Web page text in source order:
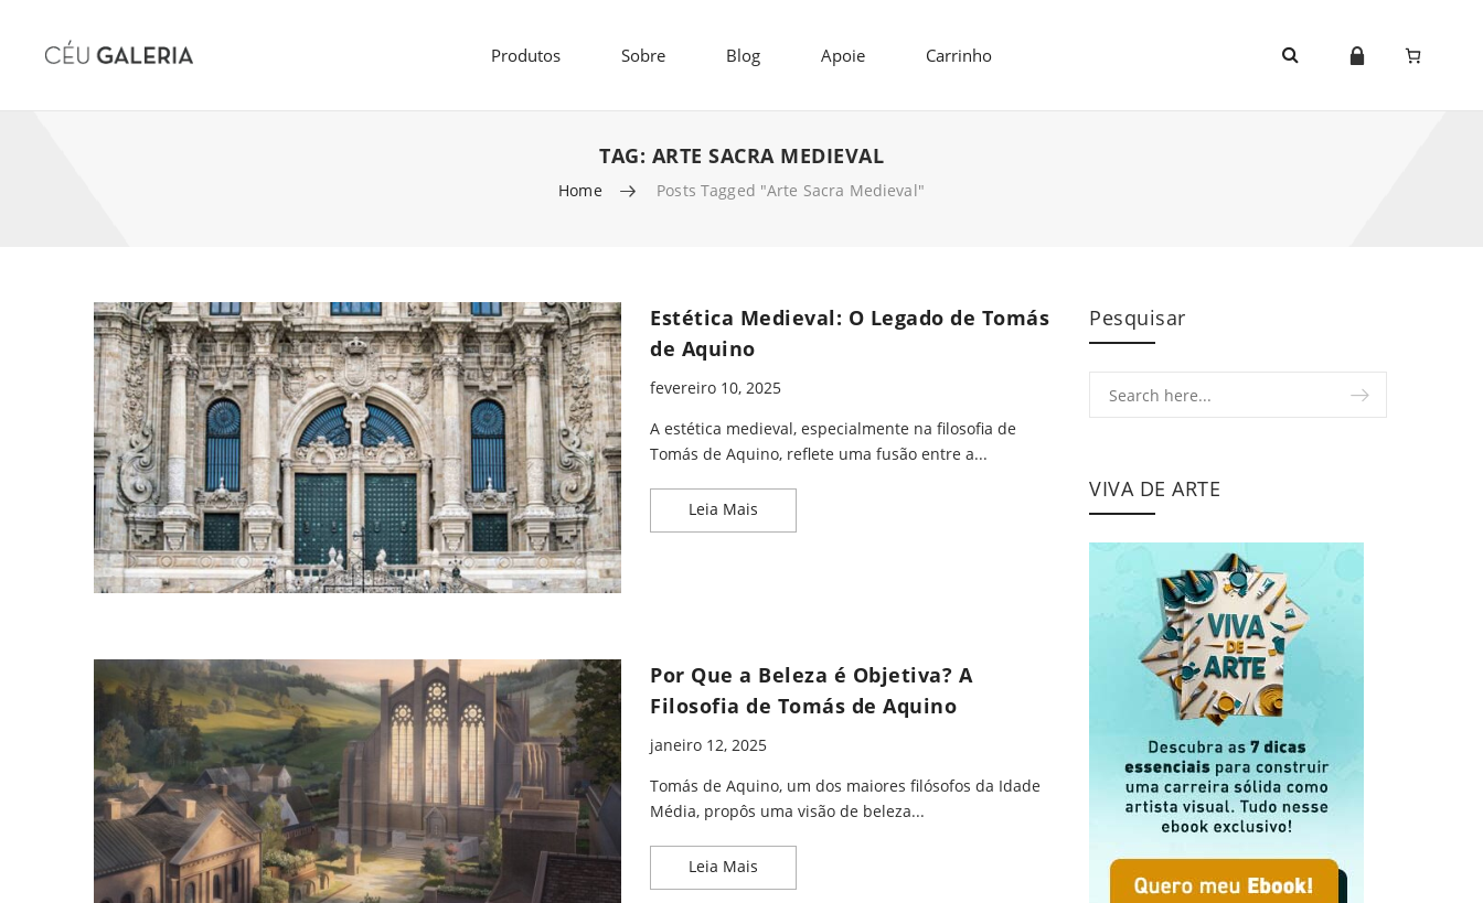
Produtos Sobre Blog Apoie Carrinho
TAG: ARTE SACRA MEDIEVAL
Home Posts Tagged "arte Sacra Medieval"
Skip to content
Estética Medieval: O Legado de Tomás
de Aquino
fevereiro 10, 2025
A estética medieval, especialmente na filosofia de
Tomás de Aquino, reflete uma fusão entre a...
Leia Mais Estética Medieval: O Legado de Tomás de Aquino
Por Que a Beleza é Objetiva? A
Filosofia de Tomás de Aquino
janeiro 12, 2025
Tomás de Aquino, um dos maiores filósofos da Idade
Média, propôs uma visão de beleza...
Leia Mais Por Que a Beleza é Objetiva? A Filosofia de Tomás de Aquino
Pesquisar
VIVA DE ARTE